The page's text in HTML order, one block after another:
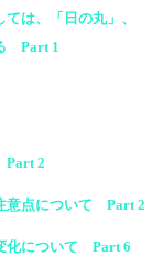
は、「日の丸」、
Part 1
Part 2
意点について Part 2
化について Part 6